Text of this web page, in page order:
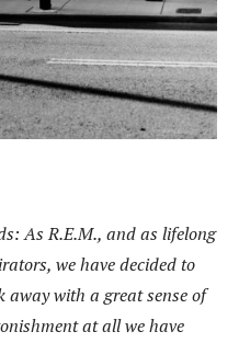
As R.E.M., and as lifelong
we have decided to
with a great sense of
at all we have